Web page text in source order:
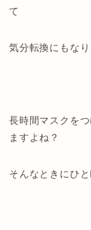
て
気分転換にもなり
長時間マスクを
ますよね？
そんなときにひ